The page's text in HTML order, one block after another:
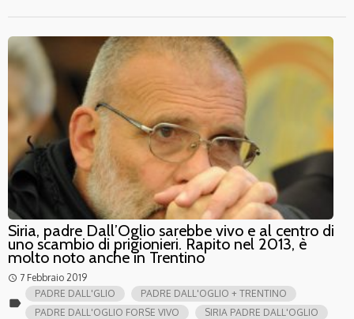
Siria, padre Dall’Oglio sarebbe vivo e al centro di
uno scambio di prigionieri. Rapito nel 2013, è
molto noto anche in Trentino
access_time 7 Febbraio 2019
label
PADRE DALL'GLIO
PADRE DALL'OGLIO + TRENTINO
PADRE DALL'OGLIO FORSE VIVO
SIRIA PADRE DALL'OGLIO